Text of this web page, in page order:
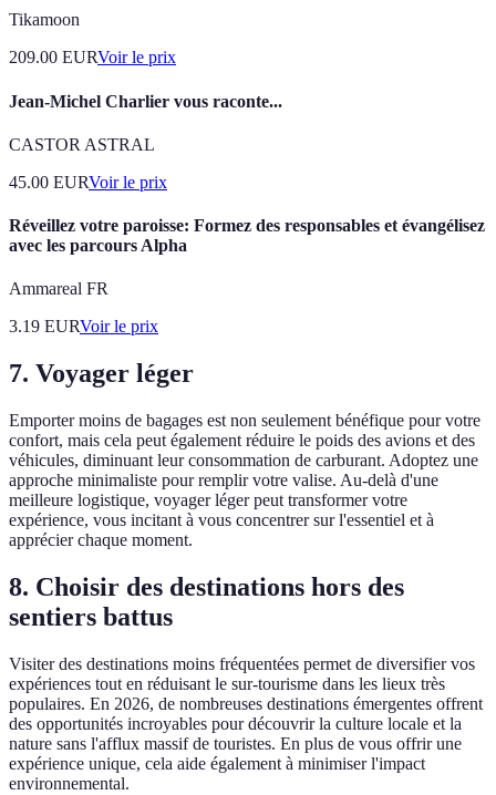
Tikamoon
209.00 EURVoir le prix
Jean-Michel Charlier vous raconte...
CASTOR ASTRAL
45.00 EURVoir le prix
Réveillez votre paroisse: Formez des responsables et évangélisez
avec les parcours Alpha
Ammareal FR
3.19 EURVoir le prix
7. Voyager léger
Emporter moins de bagages est non seulement bénéfique pour votre
confort, mais cela peut également réduire le poids des avions et des
véhicules, diminuant leur consommation de carburant. Adoptez une
approche minimaliste pour remplir votre valise. Au-delà d'une
meilleure logistique, voyager léger peut transformer votre
expérience, vous incitant à vous concentrer sur l'essentiel et à
apprécier chaque moment.
8. Choisir des destinations hors des
sentiers battus
Visiter des destinations moins fréquentées permet de diversifier vos
expériences tout en réduisant le sur-tourisme dans les lieux très
populaires. En 2026, de nombreuses destinations émergentes offrent
des opportunités incroyables pour découvrir la culture locale et la
nature sans l'afflux massif de touristes. En plus de vous offrir une
expérience unique, cela aide également à minimiser l'impact
environnemental.